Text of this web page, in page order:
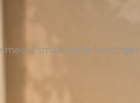
smaakvolle